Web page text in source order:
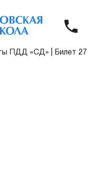
ПДД «СД»
Билет 27